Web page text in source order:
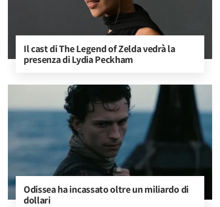
Il cast di The Legend of Zelda vedrà la
presenza di Lydia Peckham
Odissea ha incassato oltre un miliardo di
dollari